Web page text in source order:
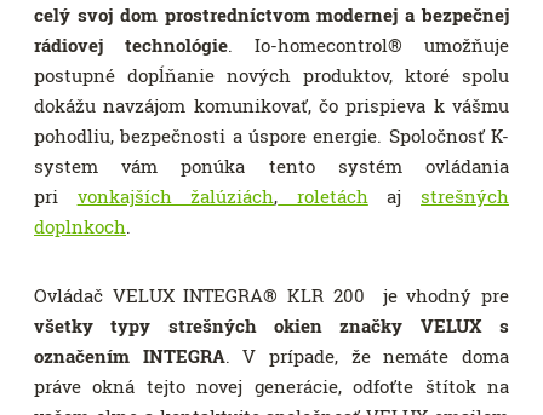
celý svoj dom prostredníctvom modernej a bezpečnej
rádiovej technológie. Io-homecontrol® umožňuje
postupné dopĺňanie nových produktov, ktoré spolu
dokážu navzájom komunikovať, čo prispieva k vášmu
pohodliu, bezpečnosti a úspore energie. Spoločnosť K-
system vám ponúka tento systém ovládania
pri vonkajších žalúziách, roletách aj strešných
doplnkoch.
Ovládač VELUX INTEGRA® KLR 200 je vhodný pre
všetky typy strešných okien značky VELUX s
označením INTEGRA. V prípade, že nemáte doma
práve okná tejto novej generácie, odfoťte štítok na